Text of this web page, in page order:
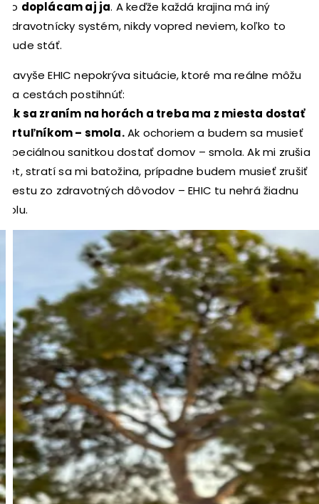
to doplácam aj ja. A keďže každá krajina má iný
zdravotnícky systém, nikdy vopred neviem, koľko to
bude stáť.
Navyše EHIC nepokrýva situácie, ktoré ma reálne môžu
na cestách postihnúť:
Ak sa zraním na horách a treba ma z miesta dostať
vrtuľníkom – smola.Ak ochoriem a budem sa musieť
špeciálnou sanitkou dostať domov – smola. Ak mi zrušia
let, stratí sa mi batožina, prípadne budem musieť zrušiť
cestu zo zdravotných dôvodov – EHIC tu nehrá žiadnu
rolu.